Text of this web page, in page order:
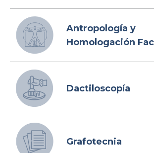
Antropología y
Homologación
Dactiloscopía
Grafotecnia